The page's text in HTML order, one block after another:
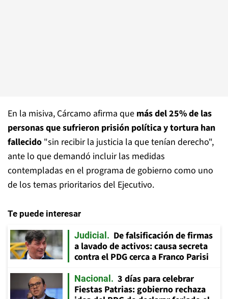
En la misiva, Cárcamo afirma que más del 25% de las
personas que sufrieron prisión política y tortura han
fallecido "sin recibir la justicia la que tenían derecho",
ante lo que demandó incluir las medidas
contempladas en el programa de gobierno como uno
de los temas prioritarios del Ejecutivo.
Te puede interesar
Judicial
De falsificación de firmas
a lavado de activos: causa secreta
contra el PDG cerca a Franco Parisi
Nacional
3 días para celebrar
Fiestas Patrias: gobierno rechaza